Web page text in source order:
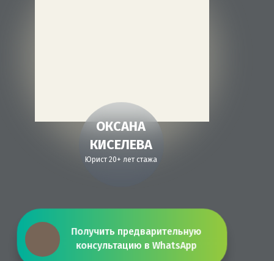
Юрист 20+ лет стажа
ОКСАНА
КИСЕЛЕВА
Получить предварительную
консультацию в WhatsApp